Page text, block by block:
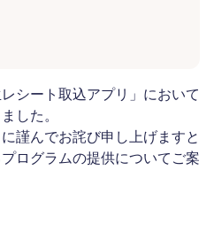
シート取込アプリ」において
した。
謹んでお詫び申し上げますと
ログラムの提供についてご案